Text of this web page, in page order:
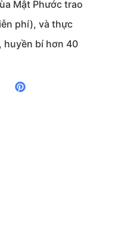
Mật Phước trao
phí), và thực
huyền bí hơn 40